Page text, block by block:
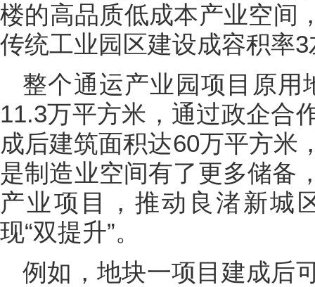
楼的高品质低成本产业空间
传统工业园区建设成容积率
整个通运产业园项目原用
11.3万平方米，通过政企合
成后建筑面积达60万平方米
是制造业空间有了更多储备
产业项目，推动良渚新城
现“双提升”。
例如，地块一项目建成后